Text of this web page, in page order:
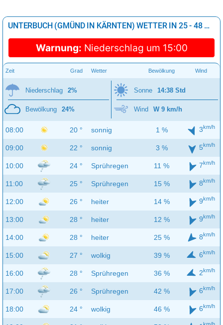
UNTERBUCH (GMÜND IN KÄRNTEN) WETTER IN 25 - 48 STUNDEN
Warnung: Niederschlag um 15:00
Zeit Grad Wetter Bewölkung Wind
Niederschlag 2%
Bewölkung 24%
Sonne 14:38 Std
Wind W 9 km/h
08:00 20 ° sonnig 1 % 3km/h
09:00 22 ° sonnig 3 % 5km/h
10:00 24 ° Sprühregen 11 % 7km/h
11:00 25 ° Sprühregen 15 % 8km/h
12:00 26 ° heiter 14 % 9km/h
13:00 28 ° heiter 12 % 9km/h
14:00 28 ° heiter 25 % 8km/h
15:00 27 ° wolkig 39 % 6km/h
16:00 28 ° Sprühregen 36 % 2km/h
17:00 26 ° Sprühregen 42 % 6km/h
18:00 24 ° wolkig 46 % 6km/h